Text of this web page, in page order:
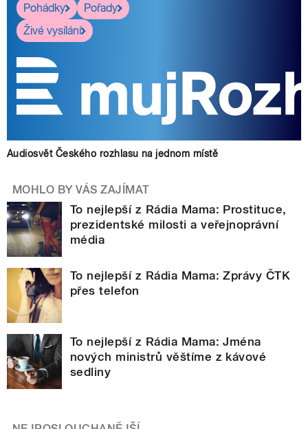
Pohádky
Pořady
Živé vysílání
Audiosvět Českého rozhlasu na jednom místě
MOHLO BY VÁS ZAJÍMAT
To nejlepší z Rádia Mama: Prostituce,
prezidentské milosti a veřejnoprávní
média
To nejlepší z Rádia Mama: Zprávy ČTK
přes telefon
To nejlepší z Rádia Mama: Jména
nových ministrů věštíme z kávové
sedliny